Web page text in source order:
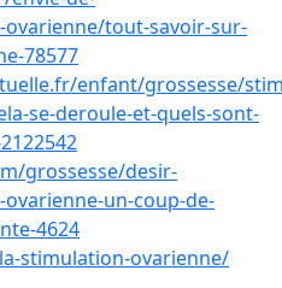
tout-savoir-sur-
78577
enfant/grossesse/
se-deroule-et-quels-sont-
grossesse/desir-
un-coup-de-
4624
stimulation-ovarienne/